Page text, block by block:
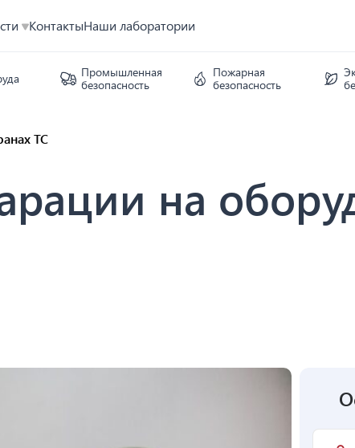
КонтактыНаши лаборатории
Промышленная
безопасность
Пожарная
безопасность
ТС
на